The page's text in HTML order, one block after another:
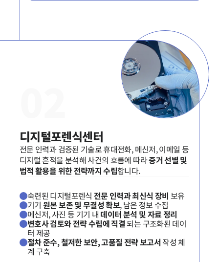
디지털포렌식센터
전문 인력과 검증된 기술로 휴대전화, 메신저, 이메일 등
디지털 흔적을 분석해 사건의 흐름에 따라증거 선별 및
법적 활용을 위한 전략까지 수립합니다.
숙련된 디지털포렌식 전문 인력과 최신식 장비 보유
기기원본 보존 및 무결성 확보, 남은 정보 수집
메신저, 사진 등 기기 내 데이터 분석 및 자료 정리
변호사 검토와 전략 수립에 직결되는 구조화된 데이
터 제공
절차 준수, 철저한 보안, 고품질 전략 보고서 작성 체
계 구축